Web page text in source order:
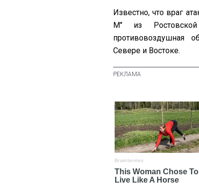
Известно, что враг
М" из
противовоздушная
Севере и Востоке.